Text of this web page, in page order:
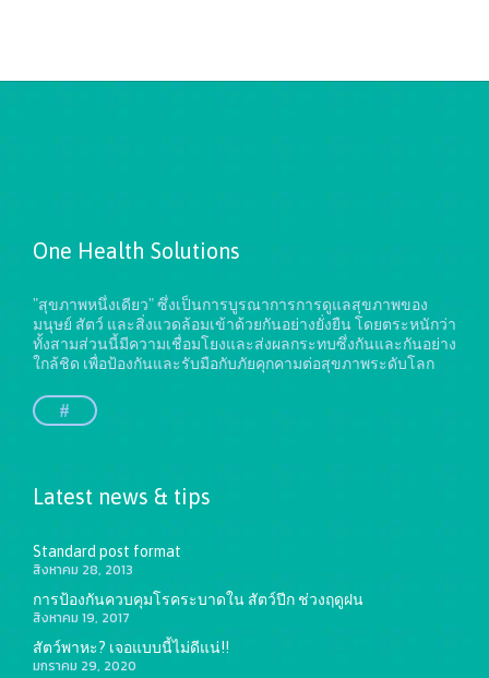
One Health Solutions
"สุขภาพหนึ่งเดียว" ซึ่งเป็นการบูรณาการการดูแลสุขภาพของ
มนุษย์ สัตว์ และสิ่งแวดล้อมเข้าด้วยกันอย่างยั่งยืนโดยตระหนักว่า
ทั้งสามส่วนนี้มีความเชื่อมโยงและส่งผลกระทบซึ่งกันและกันอย่าง
ใกล้ชิด เพื่อป้องกันและรับมือกับภัยคุกคามต่อสุขภาพระดับโลก
#
Latest news & tips
Standard post format
สิงหาคม 28, 2013
การป้องกันควบคุมโรคระบาดใน สัตว์ปีก ช่วงฤดูฝน
สิงหาคม 19, 2017
สัตว์พาหะ? เจอแบบนี้ไม่ดีแน่!!
มกราคม 29, 2020